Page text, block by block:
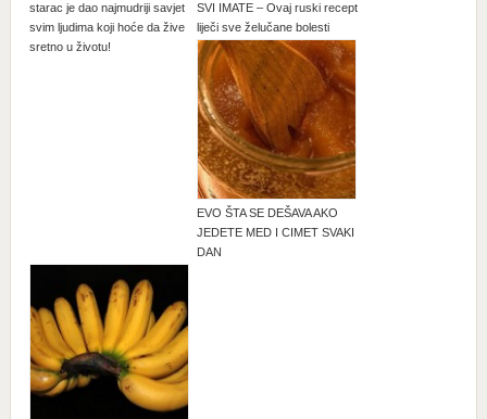
starac je dao najmudriji savjet
svim ljudima koji hoće da žive
sretno u životu!
SVI IMATE – Ovaj ruski recept
liječi sve želučane bolesti
EVO ŠTA SE DEŠAVA AKO
JEDETE MED I CIMET SVAKI
DAN